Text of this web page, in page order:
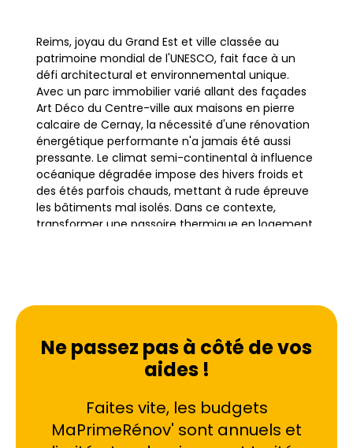
Reims, joyau du Grand Est et ville classée au
patrimoine mondial de l'UNESCO, fait face à un
défi architectural et environnemental unique.
Avec un parc immobilier varié allant des façades
Art Déco du Centre-ville aux maisons en pierre
calcaire de Cernay, la nécessité d'une rénovation
énergétique performante n'a jamais été aussi
pressante. Le climat semi-continental à influence
océanique dégradée impose des hivers froids et
des étés parfois chauds, mettant à rude épreuve
les bâtiments mal isolés. Dans ce contexte,
transformer une passoire thermique en logement
des travaux visant à réduire drastiquement la
consommation d'énergie d'un bâtiment. À Reims,
où le bâti ancien en craie et en brique est
d'énergie. Il s'agit de préserver le confort des
habitants face aux variations thermiques tout en
valorisant le patrimoine local. Sortir un logement
Ne passez pas à côté de vos
aides !
Faites vite, les budgets
MaPrimeRénov' sont annuels et